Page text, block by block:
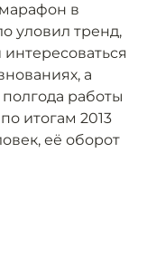
в
уловил тренд,
а
работы
итогам 2013
её оборот